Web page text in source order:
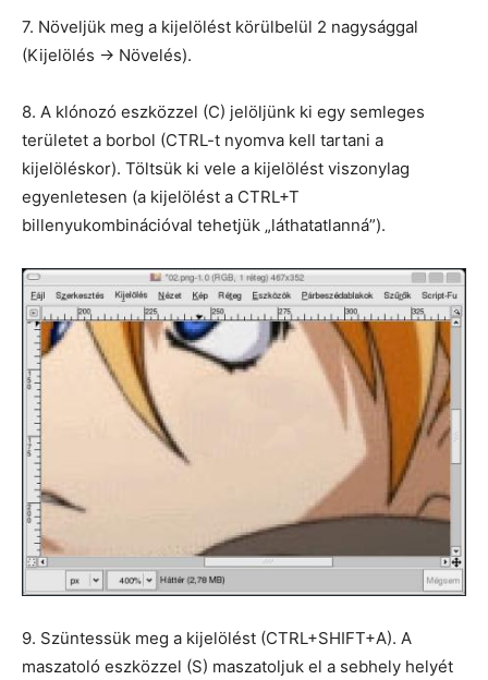
7. Növeljük meg a kijelölést körülbelül 2 nagysággal
(Kijelölés -> Növelés).
8. A klónozó eszközzel (C) jelöljünk ki egy semleges
területet a borbol (CTRL-t nyomva kell tartani a
kijelöléskor). Töltsük ki vele a kijelölést viszonylag
egyenletesen (a kijelölést a CTRL+T
billenyukombinációval tehetjük „láthatatlanná”).
9. Szüntessük meg a kijelölést (CTRL+SHIFT+A). A
maszatoló eszközzel (S) maszatoljuk el a sebhely helyét